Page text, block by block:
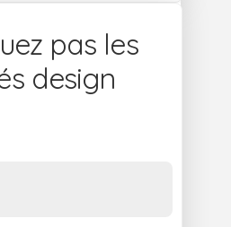
pas les
design